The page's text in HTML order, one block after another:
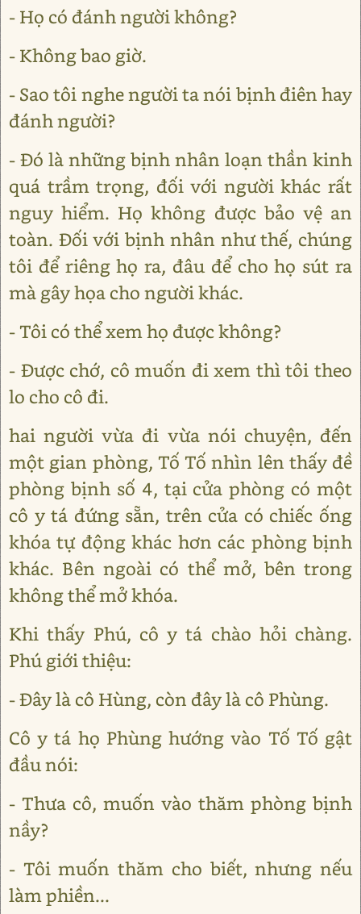
- Họ có đánh người không?
- Không bao giờ.
- Sao tôi nghe người ta nói bịnh điên hay
đánh người?
- Đó là những bịnh nhân loạn thần kinh
quá trầm trọng, đối với người khác rất
nguy hiểm. Họ không được bảo vệ an
toàn. Đối với bịnh nhân như thế, chúng
tôi để riêng họ ra, đâu để cho họ sút ra
mà gây họa cho người khác.
- Tôi có thể xem họ được không?
- Được chớ, cô muốn đi xem thì tôi theo
lo cho cô đi.
hai người vừa đi vừa nói chuyện, đến
một gian phòng, Tố Tố nhìn lên thấy đề
phòng bịnh số 4, tại cửa phòng có một
cô y tá đứng sẵn, trên cửa có chiếc ống
khóa tự động khác hơn các phòng bịnh
khác. Bên ngoài có thể mở, bên trong
không thể mở khóa.
Khi thấy Phú, cô y tá chào hỏi chàng.
Phú giới thiệu:
- Đây là cô Hùng, còn đây là cô Phùng.
Cô y tá họ Phùng hướng vào Tố Tố gật
đầu nói:
- Thưa cô, muốn vào thăm phòng bịnh
nầy?
- Tôi muốn thăm cho biết, nhưng nếu
làm phiền...